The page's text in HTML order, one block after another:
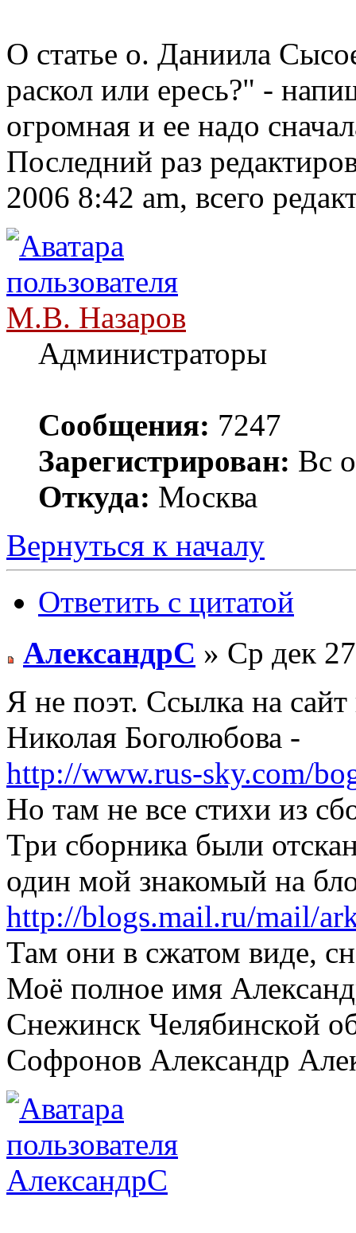
О статье о. Даниила
раскол или ересь?" -
огромная и ее надо
Последний раз
2006 8:42 am, всего
М.В. Назаров
Администраторы
Сообщения: 7247
Зарегистрирован: Вс
Откуда: Москва
Вернуться к началу
Ответить с цитатой
АлександрС » Ср дек
Я не поэт. Ссылка на
Николая Боголюбова -
http://www.rus-sky.com/
Но там не все стихи из
Три сборника были
один мой знакомый на
http://blogs.mail.ru/mail/
Там они в сжатом виде,
Моё полное имя
Снежинск Челябинской
Софронов Александр
АлександрС